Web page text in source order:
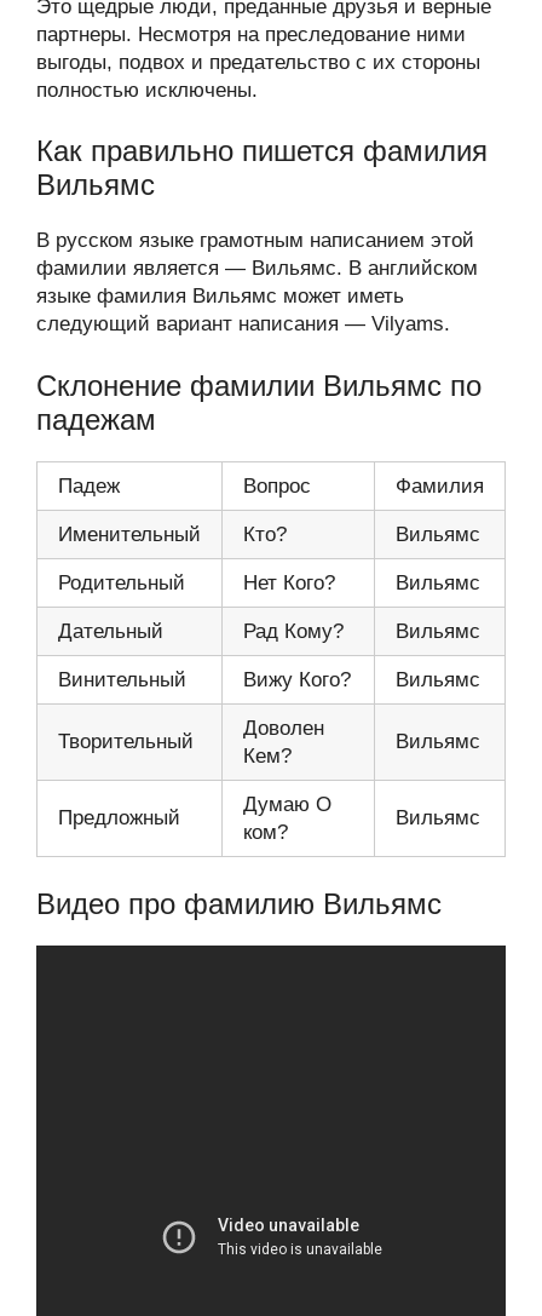
Это щедрые люди, преданные друзья и верные
партнеры. Несмотря на преследование ними
выгоды, подвох и предательство с их стороны
полностью исключены.
Как правильно пишется фамилия
Вильямс
В русском языке грамотным написанием этой
фамилии является — Вильямс. В английском
языке фамилия Вильямс может иметь
следующий вариант написания — Vilyams.
Склонение фамилии Вильямс по
падежам
Падеж Вопрос Фамилия
Именительный Кто? Вильямс
Родительный Нет Кого? Вильямс
Дательный Рад Кому? Вильямс
Винительный Вижу Кого? Вильямс
Творительный
Доволен
Кем?
Вильямс
Предложный
Думаю О
ком?
Вильямс
Видео про фамилию Вильямс